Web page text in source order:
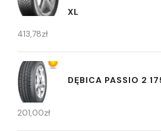
XL
413,78zł
DĘBICA PASSIO 2
201,00zł